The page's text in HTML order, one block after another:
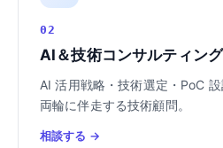
02
AI＆技術コンサルティン
AI 活用戦略・技術選定・PoC
両輪に伴走する技術顧問。
相談する →